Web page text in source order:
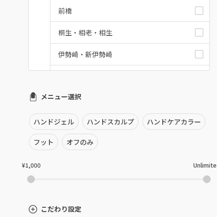
前橋
桐生・相老・相生
伊勢崎・新伊勢崎
富岡・藤岡・安中
渋川・沼田店・みなかみ
群馬県その他
メニュー選択
ハンドジェル ハンドスカルプ ハンドケアカラー
フット オフのみ
¥1,000
こだわり設定